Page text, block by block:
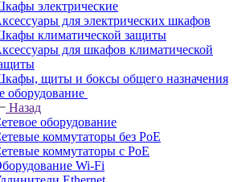
электрические
для электрических шкафов
климатической защиты
для шкафов климатической
щиты и боксы общего назначения
оборудование
Назад
оборудование
коммутаторы без PoE
коммутаторы с PoE
Wi-Fi